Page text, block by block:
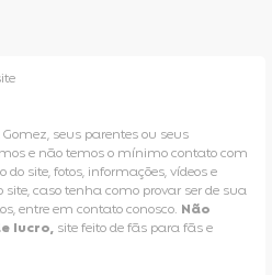
seus parentes ou seus
e não temos o mínimo contato com
site, fotos, informações, vídeos e
caso tenha como provar ser de sua
entre em contato conosco. Não
lucro, site feito de fãs para fãs e